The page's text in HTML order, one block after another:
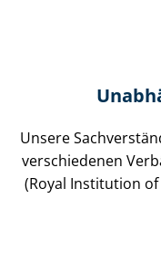
Unsere
verschiedenen
(Royal Institution